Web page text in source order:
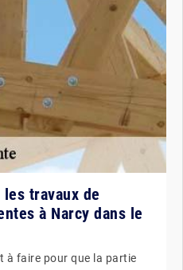
travaux de
à Narcy dans le
à faire pour que la partie